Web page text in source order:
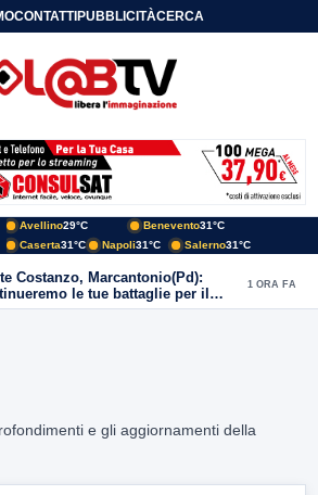
CONTATTIPUBBLICITÀCERCA
Avellino29°C Benevento31°C
Caserta31°C Napoli31°C Salerno31°C
Costanzo, Marcantonio(Pd):
le tue battaglie per il
1 ORA FA
e gli aggiornamenti della